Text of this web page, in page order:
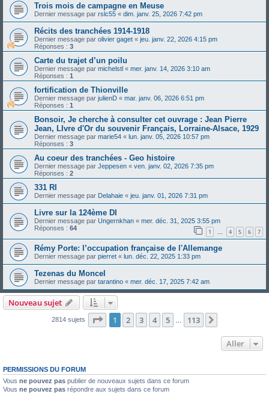
Trois mois de campagne en Meuse
Dernier message par rslc55 « dim. janv. 25, 2026 7:42 pm
Récits des tranchées 1914-1918
Dernier message par olivier gaget « jeu. janv. 22, 2026 4:15 pm
Réponses : 3
Carte du trajet d’un poilu
Dernier message par michelstl « mer. janv. 14, 2026 3:10 am
Réponses : 1
fortification de Thionville
Dernier message par julienD « mar. janv. 06, 2026 6:51 pm
Réponses : 1
Bonsoir, Je cherche à consulter cet ouvrage : Jean Pierre
Jean, LIvre d'Or du souvenir Français, Lorraine-Alsace, 1929
Dernier message par marie54 « lun. janv. 05, 2026 10:57 pm
Réponses : 3
Au coeur des tranchées - Geo histoire
Dernier message par Jeppesen « ven. janv. 02, 2026 7:35 pm
Réponses : 2
331 RI
Dernier message par Delahaie « jeu. janv. 01, 2026 7:31 pm
Livre sur la 124ème DI
Dernier message par Ungernkhan « mer. déc. 31, 2025 3:55 pm
Réponses : 64 1 … 4 5 6 7
Rémy Porte: l’occupation française de l'Allemange
Dernier message par pierret « lun. déc. 22, 2025 1:33 pm
Tezenas du Moncel
Dernier message par tarantino « mer. déc. 17, 2025 7:42 am
Nouveau sujet
2814 sujets Page 1sur113
1 2 3 4 5 113
Aller
PERMISSIONS DU FORUM
Vous ne pouvez pas publier de nouveaux sujets dans ce forum
Vous ne pouvez pas répondre aux sujets dans ce forum